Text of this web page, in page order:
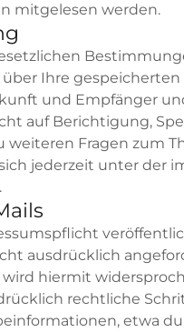
mitgelesen werden.
Ihre gespeicherten
und Empfänger
auf Berichtigung,
weiteren Fragen zum
jederzeit unter der
ausdrücklich
hiermit
rechtliche
etwa